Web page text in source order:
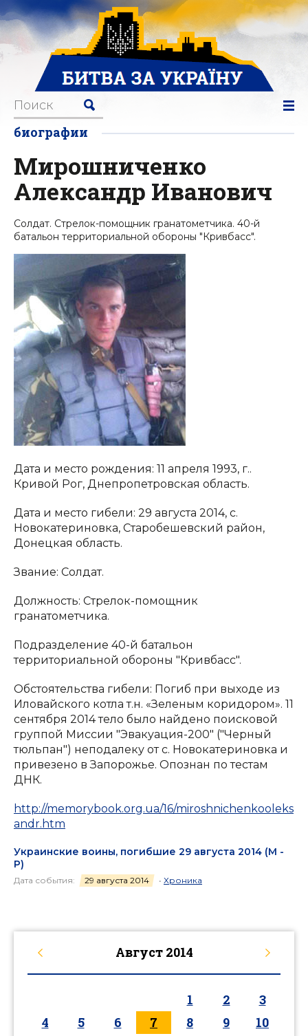
биографии
Мирошниченко
Александр Иванович
Солдат. Стрелок-помощник гранатометчика. 40-й
батальон территориальной обороны "Кривбасс".
Дата и место рождения: 11 апреля 1993, г..
Кривой Рог, Днепропетровская область.
Дата и место гибели: 29 августа 2014, с.
Новокатериновка, Старобешевский район,
Донецкая область.
Звание: Солдат.
Должность: Стрелок-помощник
гранатометчика.
Подразделение 40-й батальон
территориальной обороны "Кривбасс".
Обстоятельства гибели: Погиб при выходе из
Иловайского котла т.н. «Зеленым коридором». 11
сентября 2014 тело было найдено поисковой
группой Миссии "Эвакуация-200" ("Черный
тюльпан") неподалеку от с. Новокатериновка и
привезено в Запорожье. Опознан по тестам
ДНК.
http://memorybook.org.ua/16/miroshnichenkooleks
andr.htm
Украинские воины, погибшие 29 августа 2014 (М -
Р)
Дата события: 29 августа 2014 • Хроника
Август 2014
1 2
3
4
5 6 7 8 9
10